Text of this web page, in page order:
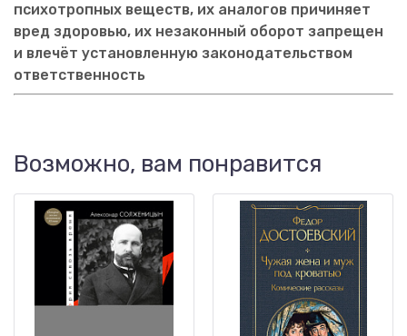
психотропных веществ, их аналогов причиняет
вред здоровью, их незаконный оборот запрещен
и влечёт установленную законодательством
ответственность
Возможно, вам понравится